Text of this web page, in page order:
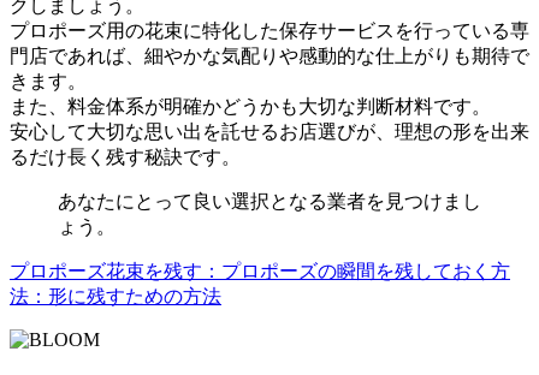
クしましょう。
プロポーズ用の花束に特化した保存サービスを行っている専
門店であれば、細やかな気配りや感動的な仕上がりも期待で
きます。
また、料金体系が明確かどうかも大切な判断材料です。
安心して大切な思い出を託せるお店選びが、理想の形を出来
るだけ長く残す秘訣です。
あなたにとって良い選択となる業者を見つけまし
ょう。
プロポーズ花束を残す：プロポーズの瞬間を残しておく方
法：形に残すための方法